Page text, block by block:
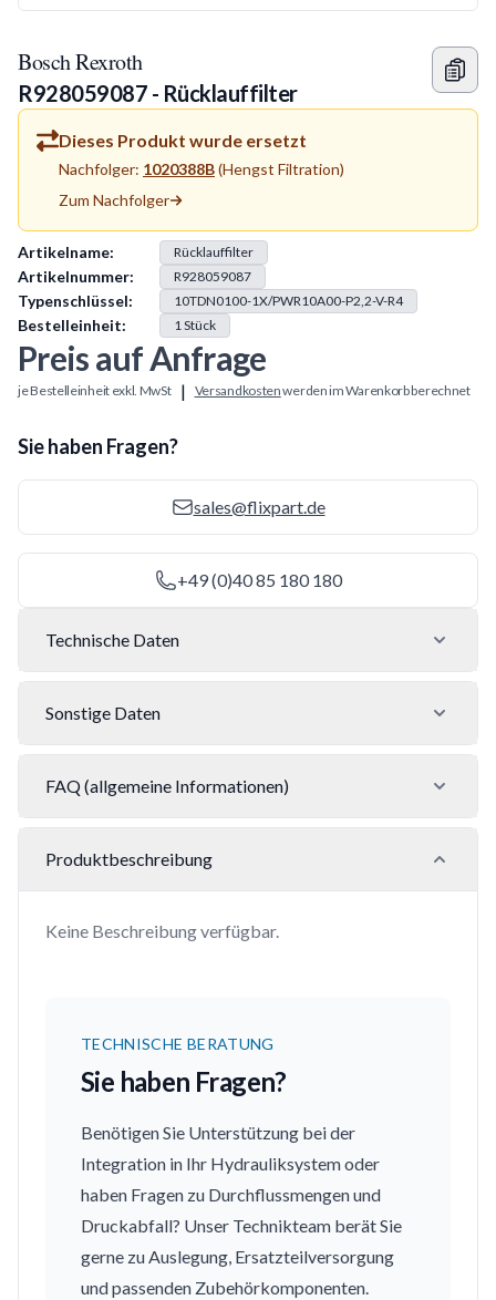
Bosch Rexroth
R928059087 - Rücklauffilter
Dieses Produkt wurde ersetzt
Nachfolger: 1020388B(Hengst Filtration)
Zum Nachfolger
Produkt Information
Artikelname: Rücklauffilter
Artikelnummer: R928059087
Typenschlüssel: 10TDN0100-1X/PWR10A00-P2,2-V-R4
Bestelleinheit: 1Stück
Preis auf Anfrage
je Bestelleinheit exkl. MwSt | Versandkostenwerden im Warenkorb berechnet
Sie haben Fragen?
sales@flixpart.de
+49 (0)40 85 180 180
Technische Daten
Sonstige Daten
FAQ (allgemeine Informationen)
Produktbeschreibung
Keine Beschreibung verfügbar.
TECHNISCHE BERATUNG
Sie haben Fragen?
Benötigen Sie Unterstützung bei der
Integration in Ihr Hydrauliksystem oder
haben Fragen zu Durchflussmengen und
Druckabfall? Unser Technikteam berät Sie
gerne zu Auslegung, Ersatzteilversorgung
und passenden Zubehörkomponenten.